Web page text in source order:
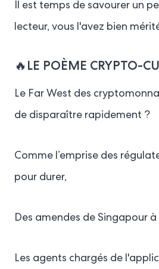
Il est temps de savourer un
lecteur, vous l'avez bien
🔥LE POÈME CRYPTO-
Le Far West des
de disparaître rapidement ?
Comme l’emprise des
pour durer,
Des amendes de Singapour
Les agents chargés de